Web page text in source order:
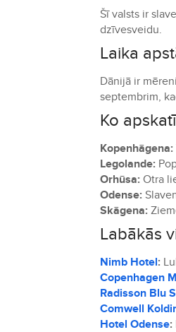
Šī valsts ir
dzīvesveidu.
Laika
Dānijā ir
septembrim,
Ko
Kopenhāgena:
Legolande:
Orhūsa: Otra
Odense:
Skāgena:
Labākās
Nimb Hotel:
Copenhagen
Radisson Blu
Comwell
Hotel Odense: